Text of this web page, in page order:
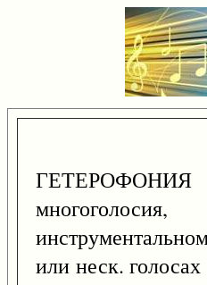
ГЕТЕРОФОНИЯ
или неск.